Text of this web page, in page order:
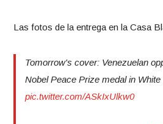
Las fotos de la entrega en la Casa
Tomorrow's cover: Venezuelan
Nobel Peace Prize medal in
pic.twitter.com/ASkIxUlkw0